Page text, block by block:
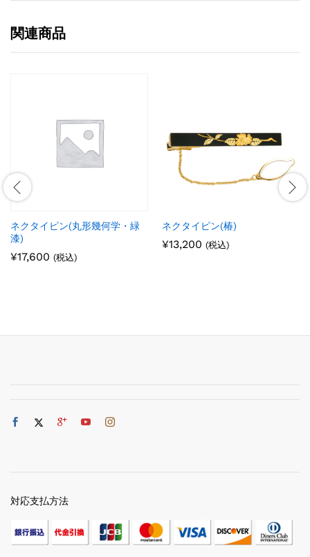
関連商品
ネクタイピン(丸形幾何学・緑
漆)
¥17,600 (税込)
ネクタイピン(椿)
¥13,200 (税込)
対応支払方法